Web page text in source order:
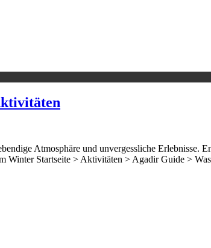
Atmosphäre und unvergessliche
Winter Startseite > Aktivitäten > Agadir Guide >